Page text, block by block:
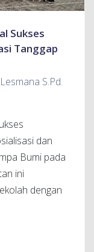
Sukses
Tanggap
S.Pd.
dan
Bumi pada
ini
dengan